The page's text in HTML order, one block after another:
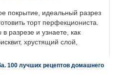
покрытие, идеальный разрез
торт перфекциониста.
разрезе и узнаете, как
хрустящий слой,
100 лучших рецептов домашнего